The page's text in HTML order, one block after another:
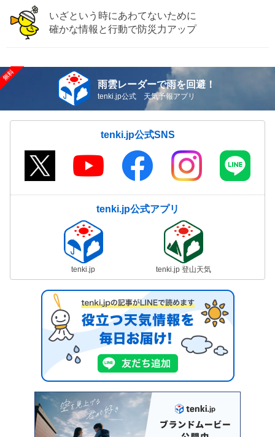
いざという時にあわてないために
確かな情報と行動で防災力アップ
雨雲レーダーで雨を回避！
tenki.jp公式 天気予報アプリ
tenki.jp公式SNS
tenki.jp公式アプリ
tenki.jp tenki.jp 登山天気